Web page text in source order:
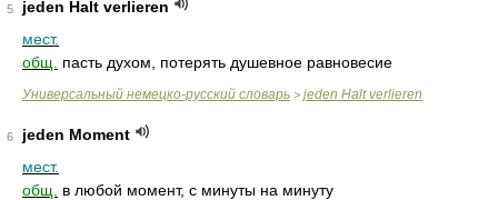
5
jeden Halt verlieren
мест.
общ.
пасть духом, потерять душевное равновесие
Универсальный немецко-русский словарь > jeden Halt verlieren
6
jeden Moment
мест.
общ.
в любой момент, с минуты на минуту